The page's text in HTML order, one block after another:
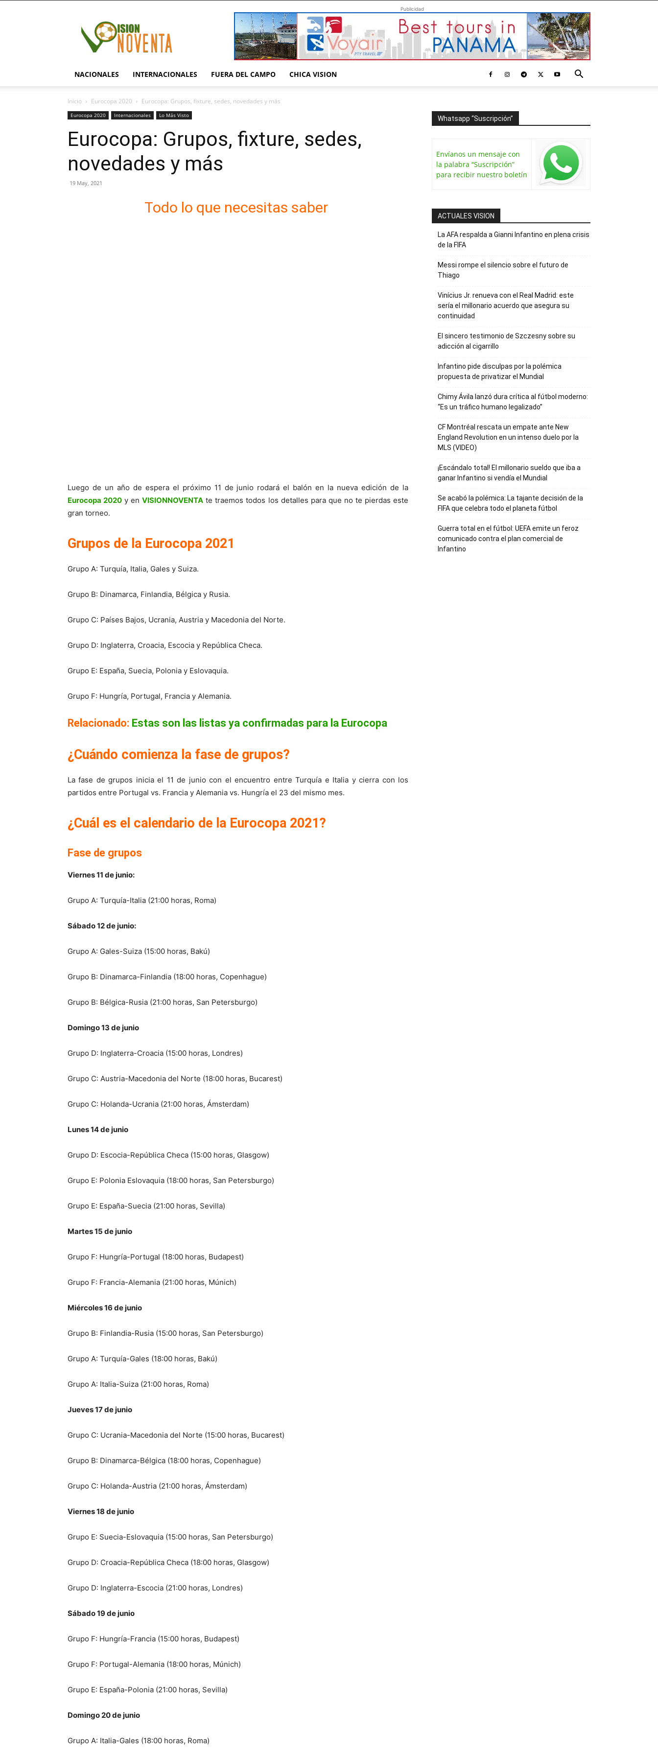
Publicidad
NACIONALES INTERNACIONALES FUERA DEL CAMPO CHICA VISION
Inicio Eurocopa 2020 Eurocopa: Grupos, fixture, sedes, novedades y más
Eurocopa 2020 Internacionales Lo Más Visto
Eurocopa: Grupos, fixture, sedes,
novedades y más
19 May, 2021
Todo lo que necesitas saber
Luego de un año de espera el próximo 11 de junio rodará el balón en la nueva edición de la
Eurocopa 2020 y enVISIONNOVENTA te traemos todos los detalles para que no te pierdas este
gran torneo.
Grupos de la Eurocopa 2021
Grupo A: Turquía, Italia, Gales y Suiza.
Grupo B: Dinamarca, Finlandia, Bélgica y Rusia.
Grupo C: Países Bajos, Ucrania, Austria y Macedonia del Norte.
Grupo D: Inglaterra, Croacia, Escocia y República Checa.
Grupo E: España, Suecia, Polonia y Eslovaquia.
Grupo F: Hungría, Portugal, Francia y Alemania.
Relacionado: Estas son las listas ya confirmadas para la Eurocopa
¿Cuándo comienza la fase de grupos?
La fase de grupos inicia el 11 de junio con el encuentro entre Turquía e Italia y cierra con los
partidos entre Portugal vs. Francia y Alemania vs. Hungría el 23 del mismo mes.
¿Cuál es el calendario de la Eurocopa 2021?
Fase de grupos
Viernes 11 de junio:
Grupo A: Turquía-Italia (21:00 horas, Roma)
Sábado 12 de junio:
Grupo A: Gales-Suiza (15:00 horas, Bakú)
Grupo B: Dinamarca-Finlandia (18:00 horas, Copenhague)
Grupo B: Bélgica-Rusia (21:00 horas, San Petersburgo)
Domingo 13 de junio
Grupo D: Inglaterra-Croacia (15:00 horas, Londres)
Grupo C: Austria-Macedonia del Norte (18:00 horas, Bucarest)
Grupo C: Holanda-Ucrania (21:00 horas, Ámsterdam)
Lunes 14 de junio
Grupo D: Escocia-República Checa (15:00 horas, Glasgow)
Grupo E: Polonia Eslovaquia (18:00 horas, San Petersburgo)
Grupo E: España-Suecia (21:00 horas, Sevilla)
Martes 15 de junio
Grupo F: Hungría-Portugal (18:00 horas, Budapest)
Grupo F: Francia-Alemania (21:00 horas, Múnich)
Miércoles 16 de junio
Grupo B: Finlandia-Rusia (15:00 horas, San Petersburgo)
Grupo A: Turquía-Gales (18:00 horas, Bakú)
Grupo A: Italia-Suiza (21:00 horas, Roma)
Jueves 17 de junio
Grupo C: Ucrania-Macedonia del Norte (15:00 horas, Bucarest)
Grupo B: Dinamarca-Bélgica (18:00 horas, Copenhague)
Grupo C: Holanda-Austria (21:00 horas, Ámsterdam)
Viernes 18 de junio
Grupo E: Suecia-Eslovaquia (15:00 horas, San Petersburgo)
Grupo D: Croacia-República Checa (18:00 horas, Glasgow)
Grupo D: Inglaterra-Escocia (21:00 horas, Londres)
Sábado 19 de junio
Grupo F: Hungría-Francia (15:00 horas, Budapest)
Grupo F: Portugal-Alemania (18:00 horas, Múnich)
Grupo E: España-Polonia (21:00 horas, Sevilla)
Domingo 20 de junio
Grupo A: Italia-Gales (18:00 horas, Roma)
Whatsapp “Suscripción”
Envíanos un mensaje con
la palabra “Suscripción”
para recibir nuestro boletín
ACTUALES VISION
La AFA respalda a Gianni Infantino en plena crisis
de la FIFA
Messi rompe el silencio sobre el futuro de
Thiago
Vinícius Jr. renueva con el Real Madrid: este
sería el millonario acuerdo que asegura su
continuidad
El sincero testimonio de Szczesny sobre su
adicción al cigarrillo
Infantino pide disculpas por la polémica
propuesta de privatizar el Mundial
Chimy Ávila lanzó dura crítica al fútbol moderno:
“Es un tráfico humano legalizado”
CF Montréal rescata un empate ante New
England Revolution en un intenso duelo por la
MLS (VIDEO)
¡Escándalo total! El millonario sueldo que iba a
ganar Infantino si vendía el Mundial
Se acabó la polémica: La tajante decisión de la
FIFA que celebra todo el planeta fútbol
Guerra total en el fútbol: UEFA emite un feroz
comunicado contra el plan comercial de
Infantino